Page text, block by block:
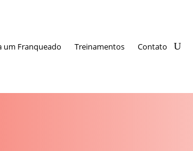
um Franqueado Treinamentos Contato